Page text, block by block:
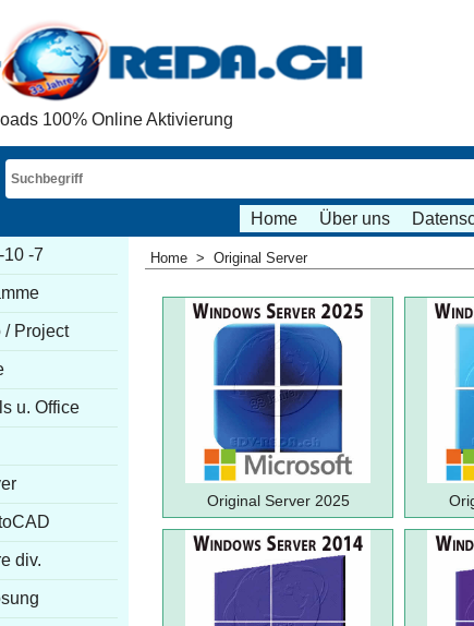
100% Online Aktivierung
Home Über uns
-7
/ Project
u. Office
div.
Home > Original Server
Original Server 2025